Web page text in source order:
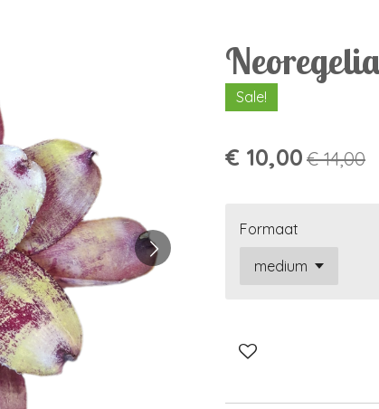
Sale!
€ 10,00 € 14,00
Formaat